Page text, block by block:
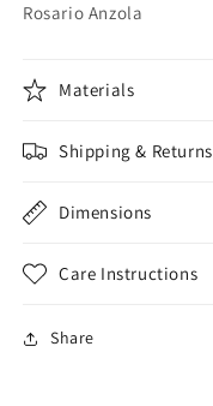
Rosario Anzola
Materials
Shipping & Returns
Dimensions
Care Instructions
Share